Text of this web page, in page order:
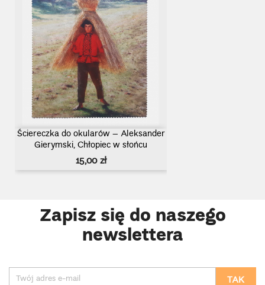
Ściereczka do okularów – Aleksander
Gierymski, Chłopiec w słońcu
Cena
15,00 zł
Zapisz się do naszego
newslettera